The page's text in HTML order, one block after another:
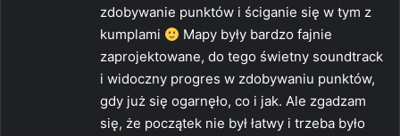
zdobywanie punktów i ściganie się w tym z
kumplami
Mapy były bardzo fajnie
zaprojektowane, do tego świetny soundtrack
i widoczny progres w zdobywaniu punktów,
gdy już się ogarnęło, co i jak. Ale zgadzam
się, że początek nie był łatwy i trzeba było